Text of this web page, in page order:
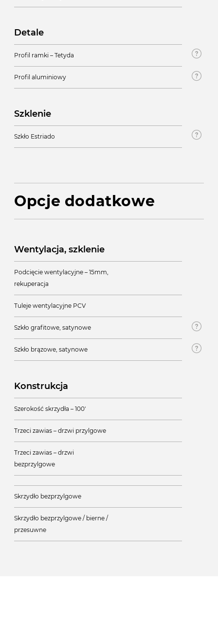
Detale
Profil ramki – Tetyda
Profil aluminiowy
Szklenie
Szkło Estriado
Opcje dodatkowe
Wentylacja, szklenie
Podcięcie wentylacyjne – 15mm,
rekuperacja
Tuleje wentylacyjne PCV
Szkło grafitowe, satynowe
Szkło brązowe, satynowe
Konstrukcja
Szerokość skrzydła – 100'
Trzeci zawias – drzwi przylgowe
Trzeci zawias – drzwi
bezprzylgowe
Skrzydło bezprzylgowe
Skrzydło bezprzylgowe / bierne /
przesuwne